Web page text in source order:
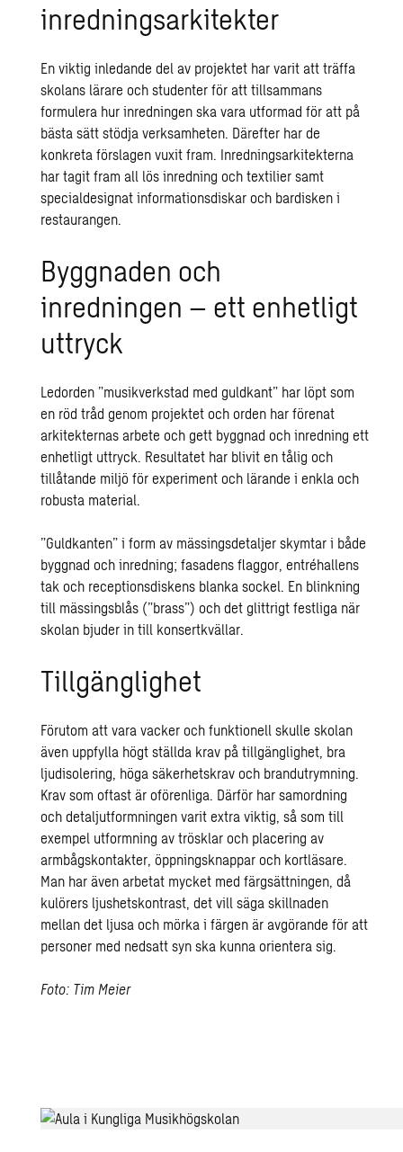
inredningsarkitekter
En viktig inledande del av projektet har varit att träffa
skolans lärare och studenter för att tillsammans
formulera hur inredningen ska vara utformad för att på
bästa sätt stödja verksamheten. Därefter har de
konkreta förslagen vuxit fram. Inredningsarkitekterna
har tagit fram all lös inredning och textilier samt
specialdesignat informationsdiskar och bardisken i
restaurangen.
Byggnaden och
inredningen – ett enhetligt
uttryck
Ledorden ”musikverkstad med guldkant” har löpt som
en röd tråd genom projektet och orden har förenat
arkitekternas arbete och gett byggnad och inredning ett
enhetligt uttryck. Resultatet har blivit en tålig och
tillåtande miljö för experiment och lärande i enkla och
robusta material.
”Guldkanten” i form av mässingsdetaljer skymtar i både
byggnad och inredning; fasadens flaggor, entréhallens
tak och receptionsdiskens blanka sockel. En blinkning
till mässingsblås (”brass”) och det glittrigt festliga när
skolan bjuder in till konsertkvällar.
Tillgänglighet
Förutom att vara vacker och funktionell skulle skolan
även uppfylla högt ställda krav på tillgänglighet, bra
ljudisolering, höga säkerhetskrav och brandutrymning.
Krav som oftast är oförenliga. Därför har samordning
och detaljutformningen varit extra viktig, så som till
exempel utformning av trösklar och placering av
armbågskontakter, öppningsknappar och kortläsare.
Man har även arbetat mycket med färgsättningen, då
kulörers ljushetskontrast, det vill säga skillnaden
mellan det ljusa och mörka i färgen är avgörande för att
personer med nedsatt syn ska kunna orientera sig.
Foto: Tim Meier